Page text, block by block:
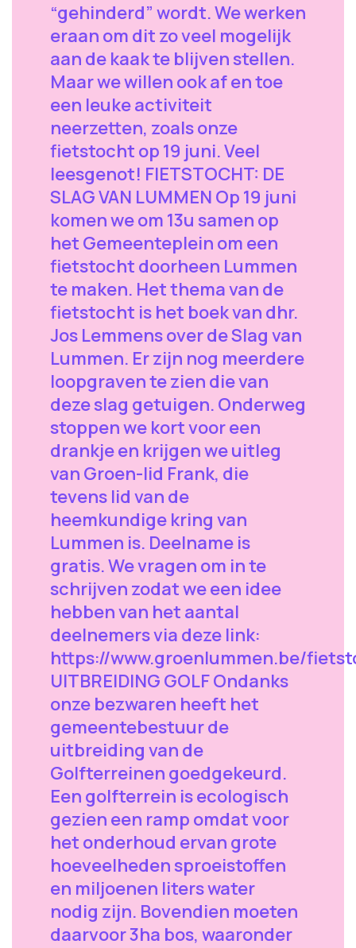
“gehinderd” wordt. We werken
eraan om dit zo veel mogelijk
aan de kaak te blijven stellen.
Maar we willen ook af en toe
een leuke activiteit
neerzetten, zoals onze
fietstocht op 19 juni. Veel
leesgenot! FIETSTOCHT: DE
SLAG VAN LUMMEN Op 19 juni
komen we om 13u samen op
het Gemeenteplein om een
fietstocht doorheen Lummen
te maken. Het thema van de
fietstocht is het boek van dhr.
Jos Lemmens over de Slag van
Lummen. Er zijn nog meerdere
loopgraven te zien die van
deze slag getuigen. Onderweg
stoppen we kort voor een
drankje en krijgen we uitleg
van Groen-lid Frank, die
tevens lid van de
heemkundige kring van
Lummen is. Deelname is
gratis. We vragen om in te
schrijven zodat we een idee
hebben van het aantal
deelnemers via deze link:
https://www.groenlummen.be/
UITBREIDING GOLF Ondanks
onze bezwaren heeft het
gemeentebestuur de
uitbreiding van de
Golfterreinen goedgekeurd.
Een golfterrein is ecologisch
gezien een ramp omdat voor
het onderhoud ervan grote
hoeveelheden sproeistoffen
en miljoenen liters water
nodig zijn. Bovendien moeten
daarvoor 3ha bos, waaronder